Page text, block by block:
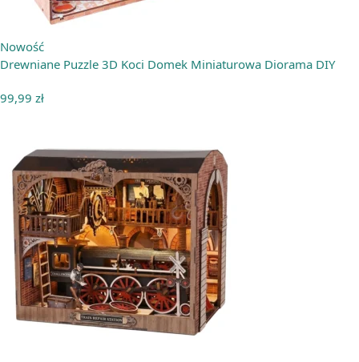
Nowość
Drewniane Puzzle 3D Koci Domek Miniaturowa Diorama DIY
99,99 zł